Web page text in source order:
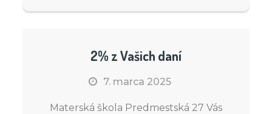
2% z Vašich daní
7. marca 2025
Materská škola Predmestská 27 Vás